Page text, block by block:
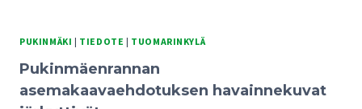
TUOMARINKYLÄN
TULEVAISUUDELLE
PUKINMÄKI | TIEDOTE | TUOMARINKYLÄ
Pukinmäenrannan
asemakaavaehdotuksen havainnekuvat